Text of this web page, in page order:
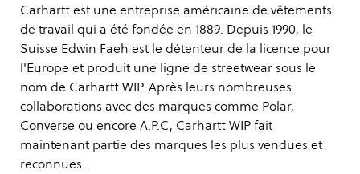
Carhartt est une entreprise américaine de vêtements
de travail qui a été fondée en 1889. Depuis 1990, le
Suisse Edwin Faeh est le détenteur de la licence pour
l'Europe et produit une ligne de streetwear sous le
nom de Carhartt WIP. Après leurs nombreuses
collaborations avec des marques comme Polar,
Converse ou encore A.P.C, Carhartt WIP fait
maintenant partie des marques les plus vendues et
reconnues.